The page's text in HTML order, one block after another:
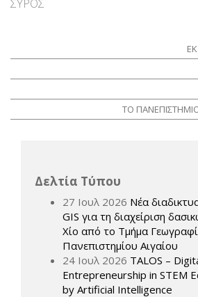
ΣΥΡΟΣ
ΤΟ
Δελτία Τύπου
27 Ιουλ 2026 Νέα
GIS για τη διαχείριση
Χίο από το Τμήμα
Πανεπιστημίου Αιγαίου
24 Ιουλ 2026 TALOS –
Entrepreneurship in STEM
by Artificial Intelligence